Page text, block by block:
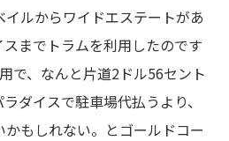
ルからワイドエステートがあ
までトラムを利用したのです
で、なんと片道2ドル56セント
ダイスで駐車場代払うより、
かもしれない。とゴールドコー